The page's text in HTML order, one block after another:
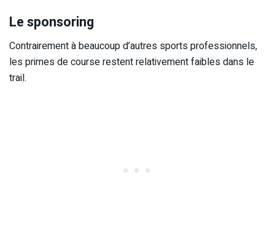
Le sponsoring
Contrairement à beaucoup d’autres sports professionnels,
les primes de course restent relativement faibles dans le
trail.